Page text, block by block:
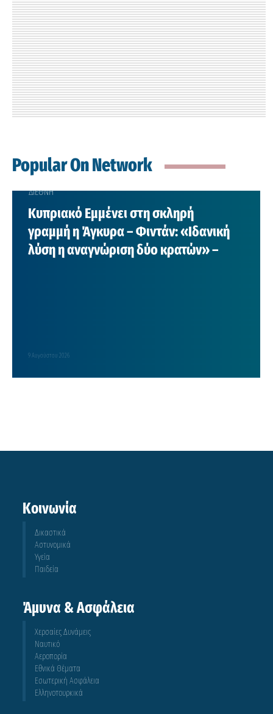
Popular On Network
ΔΙΕΘΝΗ
Κυπριακό Εμμένει στη σκληρή
γραμμή η Άγκυρα – Φιντάν: «Ιδανική
λύση η αναγνώριση δύο κρατών» –
9 Αυγούστου 2026
Κοινωνία
Δικαστικά
Αστυνομικά
Υγεία
Παιδεία
Άμυνα & Ασφάλεια
Χερσαίες Δυνάμεις
Ναυτικό
Αεροπορία
Εθνικά Θέματα
Εσωτερική Ασφάλεια
Ελληνοτουρκικά